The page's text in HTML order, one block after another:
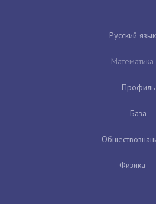
Русский язык
Математика
Профиль
База
Физика